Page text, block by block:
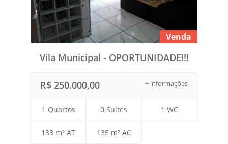
Venda
Vila Municipal - OPORTUNIDADE!!!
+ informações
R$ 250.000,00
1 Quartos 0 Suítes 1 WC
133 m² AT 135 m² AC